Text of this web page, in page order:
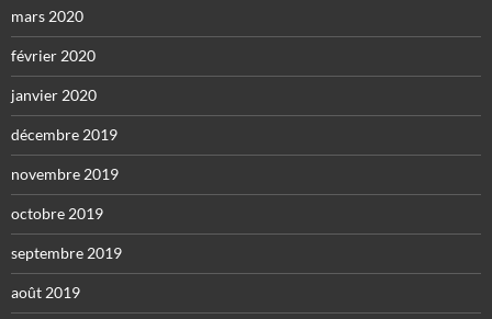
mars 2020
février 2020
janvier 2020
décembre 2019
novembre 2019
octobre 2019
septembre 2019
août 2019